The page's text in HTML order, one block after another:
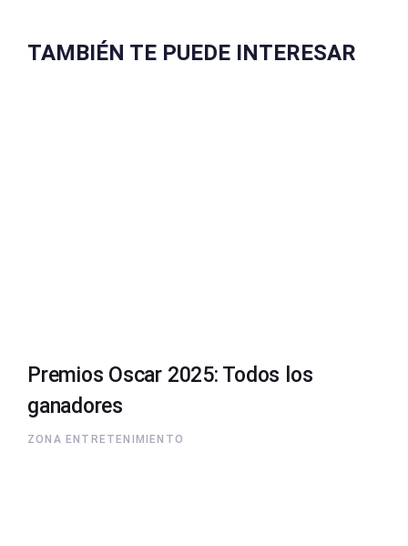
TAMBIÉN TE PUEDE INTERESAR
Premios Oscar 2025: Todos los
ganadores
ZONA ENTRETENIMIENTO